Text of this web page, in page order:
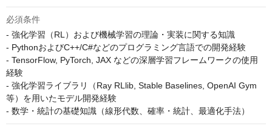
必須条件
- 強化学習（RL）および機械学習の理論・実装に関する知識
- PythonおよびC++/C#などのプログラミング言語での開発経験
- TensorFlow, PyTorch, JAX などの深層学習フレームワークの使用
経験
- 強化学習ライブラリ（Ray RLlib, Stable Baselines, OpenAI Gym
等）を用いたモデル開発経験
- 数学・統計の基礎知識（線形代数、確率・統計、最適化手法）